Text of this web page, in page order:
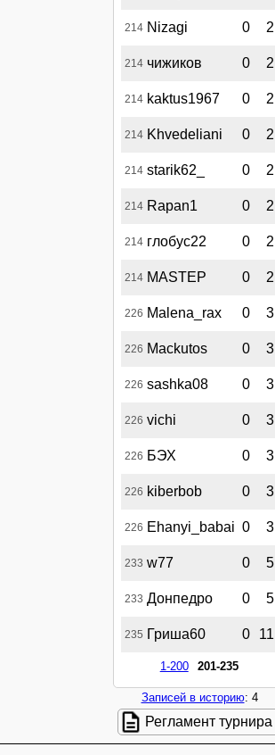
214 Nizagi 0 2
214 чижиков 0 2
214 kaktus1967 0 2
214 Khvedeliani 0 2
214 starik62_ 0 2
214 Rapan1 0 2
214 глобус22 0 2
214 MASTEP 0 2
226 Malena_rax 0 3
226 Mackutos 0 3
226 sashka08 0 3
226 vichi 0 3
226 БЭХ 0 3
226 kiberbob 0 3
226 Ehanyi_babai 0 3
233 w77 0 5
233 Донпедро 0 5
235 Гриша60 0 11
1-200 201-235
Записей в историю: 4
Регламент турнира